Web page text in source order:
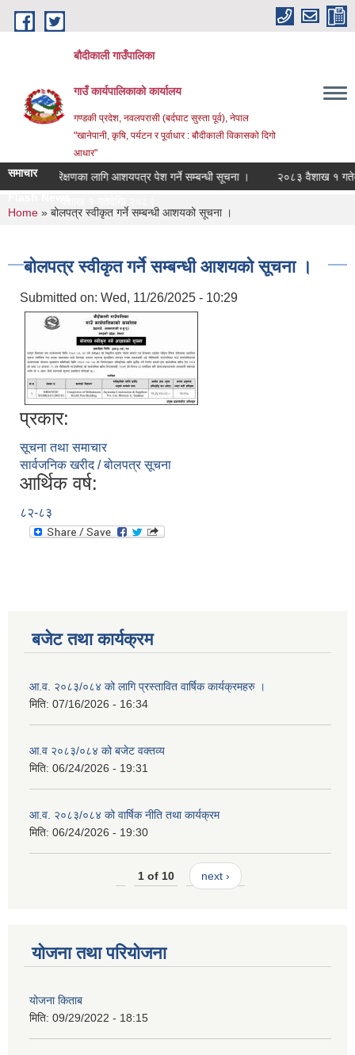
Skip to main content
बौदीकाली गाउँपालिका
गाउँ कार्यपालिकाको कार्यालय
गण्डकी प्रदेश, नवलपरासी (बर्दघाट सुस्ता पूर्व), नेपाल
"खानेपानी, कृषि, पर्यटन र पूर्वाधार : बौदीकाली विकासको दिगो
आधार"
समाचार
लेखापरिक्षणका लागि आशयपत्र पेश गर्ने सम्बन्धी सूचना ।
२०८३ वैशाख १ गतेदेखि
You are here
Home » बोलपत्र स्वीकृत गर्ने सम्बन्धी आशयको सूचना ।
बोलपत्र स्वीकृत गर्ने सम्बन्धी आशयको सूचना ।
Submitted on: Wed, 11/26/2025 - 10:29
प्रकार:
सूचना तथा समाचार
सार्वजनिक खरीद / बोलपत्र सूचना
आर्थिक वर्ष:
८२-८३
बजेट तथा कार्यक्रम
आ.व. २०८३/०८४ को लागि प्रस्तावित वार्षिक कार्यक्रमहरु ।
मिति: 07/16/2026 - 16:34
आ.व २०८३/०८४ को बजेट वक्तव्य
मिति: 06/24/2026 - 19:31
आ.व. २०८३/०८४ को वार्षिक नीति तथा कार्यक्रम
मिति: 06/24/2026 - 19:30
1 of 10 next ›
योजना तथा परियोजना
योजना किताब
मिति: 09/29/2022 - 18:15